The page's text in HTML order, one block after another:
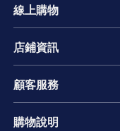
線上購物
店鋪資訊
顧客服務
購物說明